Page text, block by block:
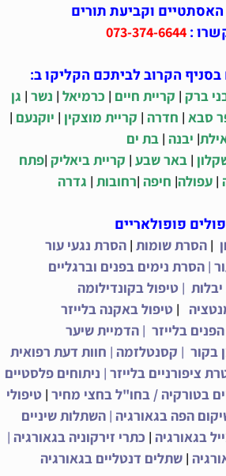
האסתטיים וקביעת תורים
:
073-374-6644
בסניף הקרוב לביתכם הקליקו ב:
ברק | קריית חיים | כרמיאל | נשר | גן
סבא | חדרה | קריית מוצקין | יוקנעם |
| יבנה |בת ים
| באר שבע | קריית ביאליק |פתח
| עפולה| חיפה |רחובות | גדרה
פופולאריים
|הסרת שומות |הסרת נגעי עור
|הסרת נימים בפנים וברגליים
| טיפול בקונדילומה
| טיפול באקנה בלייזר
בלייזר |הדמיית שיער
בקור | קסנטלזמה | חוות דעת רפואית
ציפורניים בלייזר | ניתוחים פלסטיים
בטורקיה / בחו"ל בחצי מחיר |טיפולי
הפה בגאורגיה | השתלות שיניים
בגאורגיה | כתרי זירקוניה בגאורגיה |
| שתלים דנטליים בגאורגיה